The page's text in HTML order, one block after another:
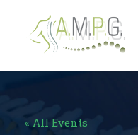
« All Events